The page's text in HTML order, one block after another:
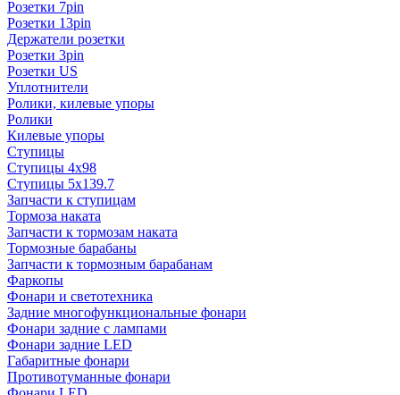
Розетки 7pin
Розетки 13pin
Держатели розетки
Розетки 3pin
Розетки US
Уплотнители
Ролики, килевые упоры
Ролики
Килевые упоры
Ступицы
Ступицы 4x98
Ступицы 5x139.7
Запчасти к ступицам
Тормоза наката
Запчасти к тормозам наката
Тормозные барабаны
Запчасти к тормозным барабанам
Фаркопы
Фонари и светотехника
Задние многофункциональные фонари
Фонари задние с лампами
Фонари задние LED
Габаритные фонари
Противотуманные фонари